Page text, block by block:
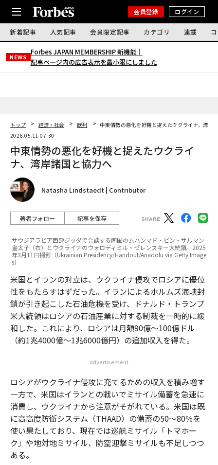
会員登録 ログイン
新着記事 人気記事 会員限定記事 カテゴリ 連載
NEWS
Forbes JAPAN MEMBERSHIP 新機能｜
記事ページ内の広告表示を最小限にしました
トップ 経済・社会 欧州
中東情勢の悪化を好機と捉えたウクライナ、湾岸
2026.05.11 07:30
中東情勢の悪化を好機と捉えたウクライ
ナ、湾岸諸国と協力へ
Natasha Lindstaedt | Contributor
著者フォロー 記事を保存
サウジアラビア西部ジッダで会談する同国のムハンマド・ビン・サルマン
皇太子（右）とウクライナのウォロディミル・ゼレンスキー大統領。2025
年3月11日撮影（Ukrainian Presidency/Handout/Anadolu via Getty Image
s）
米国とイランの対立は、ウクライナ侵攻でロシアに優位
性をもたらすはずだった。イランによるホルムズ海峡封
鎖が引き起こした石油危機を受け、ドナルド・トランプ
米大統領はロシアの石油産業に対する制裁を一時的に緩
和した。これにより、ロシアは月額90億～100億ドル
（約1兆4000億～1兆6000億円）の追加収入を得た。
advertisement
ロシアがウクライナ侵攻に充てるための収入を積み増す
一方で、米国はイランとの戦いでミサイル備蓄を急速に
消費し、ウクライナから注意がそがれている。米国は既
に高高度防衛システム（THAAD）の備蓄の50～80％を
使い果たしており、現在では巡航ミサイル「トマホー
ク」や地対地ミサイル、防空迎撃ミサイルも不足しつつ
ある。